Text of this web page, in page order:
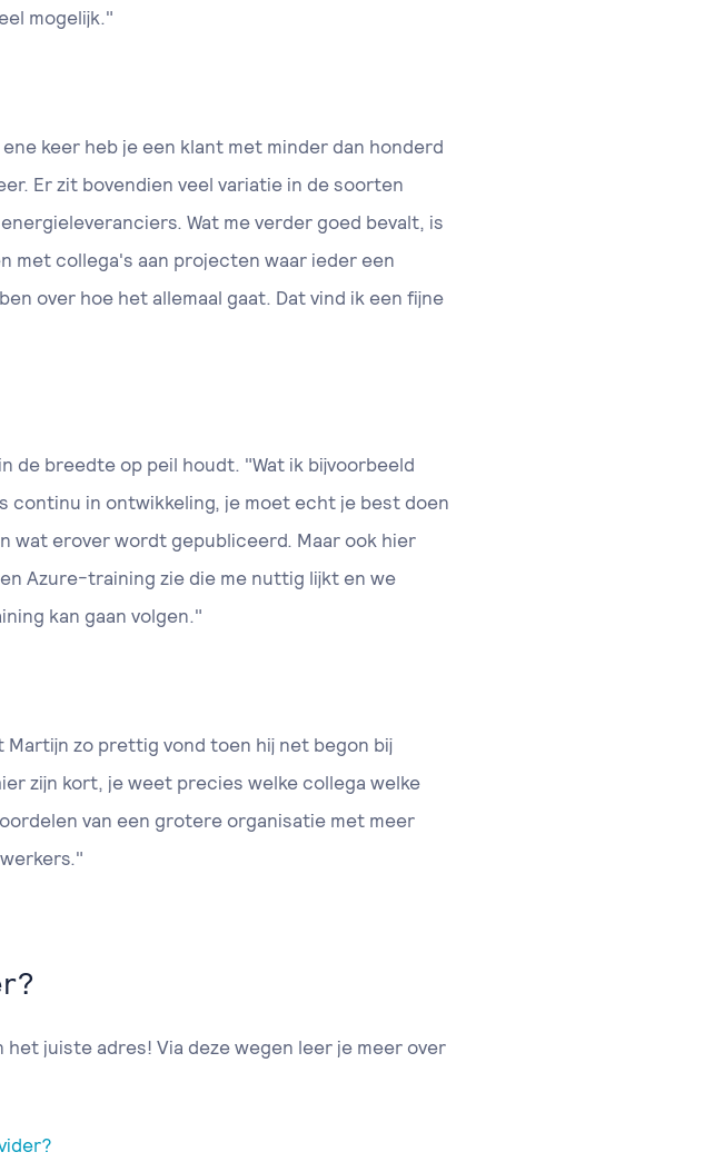
mogelijk."
keer heb je een klant met minder dan honderd
Er zit bovendien veel variatie in de soorten
Wat me verder goed bevalt, is
met collega's aan projecten waar ieder een
over hoe het allemaal gaat. Dat vind ik een fijne
de breedte op peil houdt. "Wat ik bijvoorbeeld
continu in ontwikkeling, je moet echt je best doen
wat erover wordt gepubliceerd. Maar ook hier
Azure-training zie die me nuttig lijkt en we
kan gaan volgen."
zo prettig vond toen hij net begon bij
zijn kort, je weet precies welke collega welke
van een grotere organisatie met meer
het juiste adres! Via deze wegen leer je meer over